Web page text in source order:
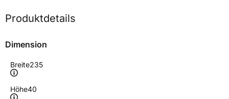
Produktdetails
Dimension
Breite235
Höhe40